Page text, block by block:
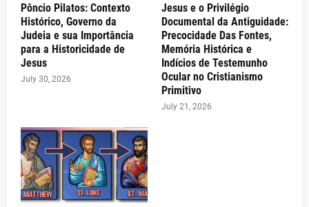
Pôncio Pilatos: Contexto
Histórico, Governo da
Judeia e sua Importância
para a Historicidade de
Jesus
July 30, 2026
Jesus e o Privilégio
Documental da Antiguidade:
Precocidade Das Fontes,
Memória Histórica e
Indícios de Testemunho
Ocular no Cristianismo
Primitivo
July 21, 2026